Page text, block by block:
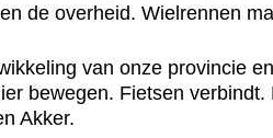
de overheid. Wielrennen
van onze provincie
bewegen. Fietsen
Akker.